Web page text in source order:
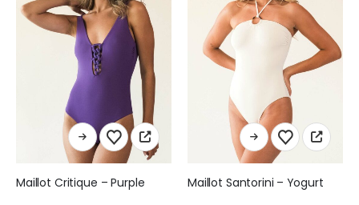
Ce produit a plusieurs variations. Les options peuvent être choisies sur la page du produit
Maillot Critique – Purple
Ce produit a plusieurs variations. Les options peuvent être choisies sur la page du produit
Maillot Santorini – Yogurt